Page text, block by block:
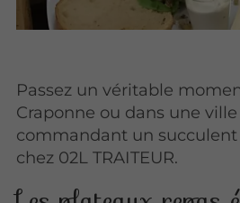
Passez un véritable
Craponne ou dans une
commandant un
chez 02L TRAITEUR.